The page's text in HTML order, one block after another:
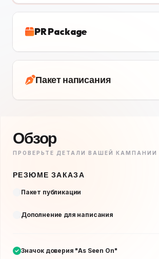
PR Package
Пакет написания
Обзор
ПРОВЕРЬТЕ ДЕТАЛИ ВАШЕЙ КАМПАНИИ
РЕЗЮМЕ ЗАКАЗА
Пакет публикации
Дополнение для написания
Значок доверия "As Seen On"